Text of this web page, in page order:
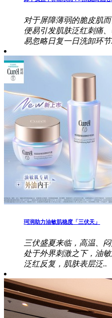
对于屏障薄弱的脆皮肌
便易引发肌肤泛红刺痛
易忽略日复一日洗卸环节
珂润助力油敏肌稳度「三伏天」
三伏盛夏来临，高温、
处于外界刺激之下，油
泛红反复，肌肤表层泛..